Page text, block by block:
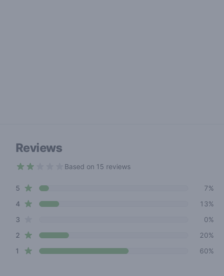
Reviews
Based on 15 reviews
Review data
5 star reviews
7%
4star reviews
13%
3
0%
2 star reviews
20%
1 star reviews 60%